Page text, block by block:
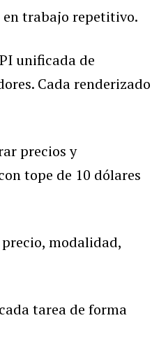
en trabajo repetitivo.
unificada de
Cada renderizado
precios y
tope de 10 dólares
modalidad,
tarea de forma